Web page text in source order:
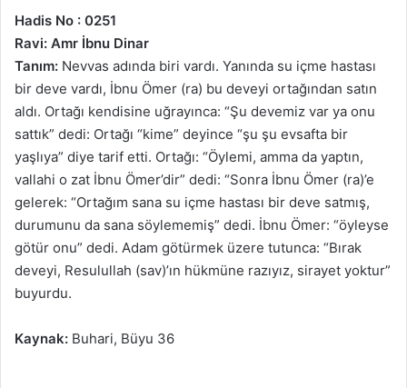
Hadis No : 0251
Ravi: Amr İbnu Dinar
Tanım: Nevvas adında biri vardı. Yanında su içme hastası
bir deve vardı, İbnu Ömer (ra) bu deveyi ortağından satın
aldı. Ortağı kendisine uğrayınca: “Şu devemiz var ya onu
sattık” dedi: Ortağı “kime” deyince “şu şu evsafta bir
yaşlıya” diye tarif etti. Ortağı: “Öylemi, amma da yaptın,
vallahi o zat İbnu Ömer’dir” dedi: “Sonra İbnu Ömer (ra)’e
gelerek: “Ortağım sana su içme hastası bir deve satmış,
durumunu da sana söylememiş” dedi. İbnu Ömer: “öyleyse
götür onu” dedi. Adam götürmek üzere tutunca: “Bırak
deveyi, Resulullah (sav)’ın hükmüne razıyız, sirayet yoktur”
buyurdu.
Kaynak: Buhari, Büyu 36